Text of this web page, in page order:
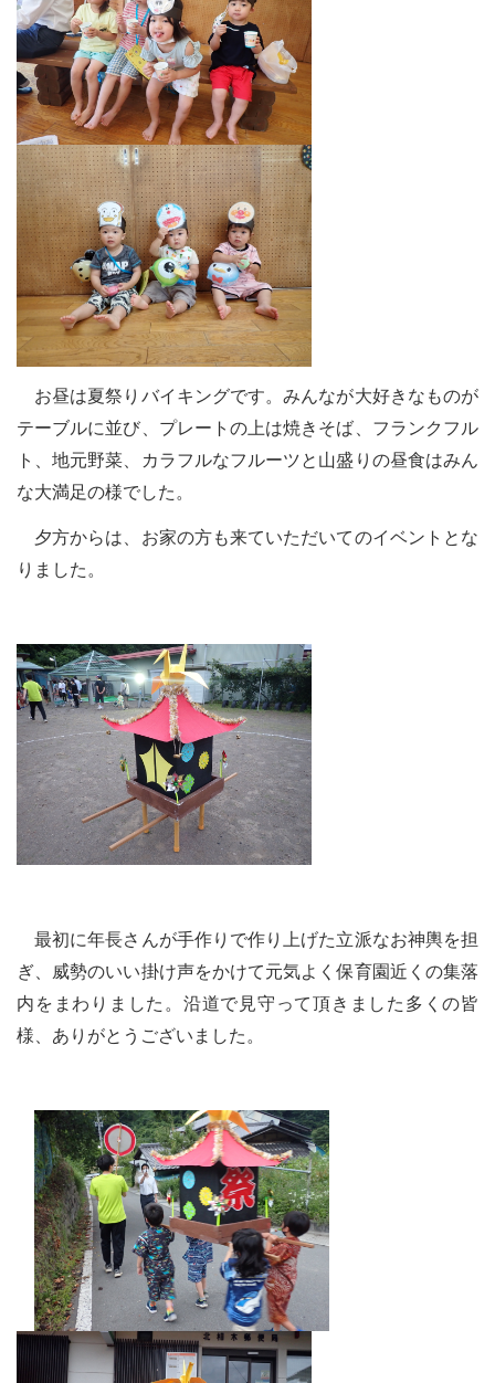
お昼は夏祭りバイキングです。みんなが大好きなものが
テーブルに並び、プレートの上は焼きそば、フランクフル
ト、地元野菜、カラフルなフルーツと山盛りの昼食はみん
な大満足の様でした。
夕方からは、お家の方も来ていただいてのイベントとな
りました。
最初に年長さんが手作りで作り上げた立派なお神輿を担
ぎ、威勢のいい掛け声をかけて元気よく保育園近くの集落
内をまわりました。沿道で見守って頂きました多くの皆
様、ありがとうございました。